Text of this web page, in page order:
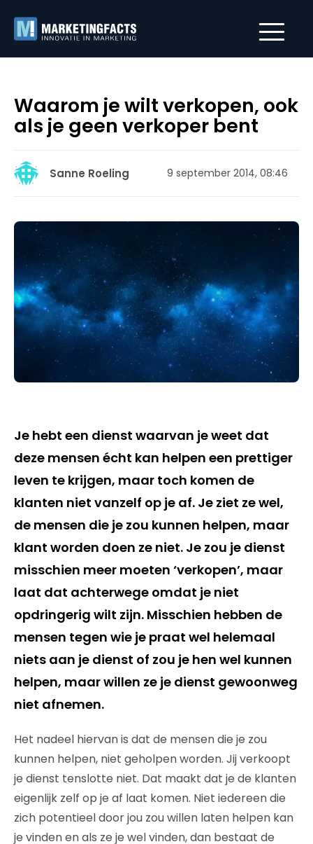
Waarom je wilt verkopen, ook
als je geen verkoper bent
Sanne Roeling 9 september 2014, 08:46
Je hebt een dienst waarvan je weet dat
deze mensen écht kan helpen een prettiger
leven te krijgen, maar toch komen de
klanten niet vanzelf op je af. Je ziet ze wel,
de mensen die je zou kunnen helpen, maar
klant worden doen ze niet. Je zou je dienst
misschien meer moeten ‘verkopen’, maar
laat dat achterwege omdat je niet
opdringerig wilt zijn. Misschien hebben de
mensen tegen wie je praat wel helemaal
niets aan je dienst of zou je hen wel kunnen
helpen, maar willen ze je dienst gewoonweg
niet afnemen.
Het nadeel hiervan is dat de mensen die je zou
kunnen helpen, niet geholpen worden. Jij verkoopt
je dienst tenslotte niet. Dat maakt dat je de klanten
eigenlijk zelf op je af laat komen. Niet iedereen die
zich potentieel door jou zou willen laten helpen kan
je vinden en als ze je wel vinden, dan bestaat de